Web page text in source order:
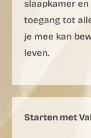
slaapkamer
toegang tot
je mee kan
leven.
Starten met